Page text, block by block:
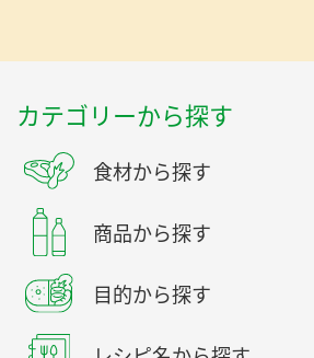
カテゴリーから探す
食材から探す
商品から探す
目的から探す